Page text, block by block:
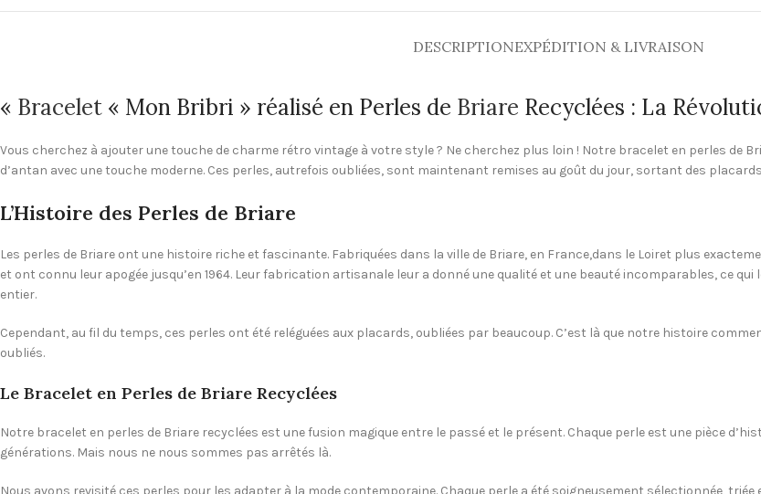
DESCRIPTIONEXPÉDITION & LIVRAISON
« Bracelet « Mon Bribri » réalisé en Perles de Briare Recyclées : La
Vous cherchez à ajouter une touche de charme rétro vintage à votre style ? Ne cherchez plus loin ! Notre bracelet en perles de
d’antan avec une touche moderne. Ces perles, autrefois oubliées, sont maintenant remises au goût du jour, sortant des
L’Histoire des Perles de Briare
Les perles de Briare ont une histoire riche et fascinante. Fabriquées dans la ville de Briare, en France,dans le Loiret plus
et ont connu leur apogée jusqu’en 1964. Leur fabrication artisanale leur a donné une qualité et une beauté incomparables, ce
entier.
Cependant, au fil du temps, ces perles ont été reléguées aux placards, oubliées par beaucoup. C’est là que notre histoire
oubliés.
Le Bracelet en Perles de Briare Recyclées
Notre bracelet en perles de Briare recyclées est une fusion magique entre le passé et le présent. Chaque perle est une pièce
générations. Mais nous ne nous sommes pas arrêtés là.
Nous avons revisité ces perles pour les adapter à la mode contemporaine. Chaque perle a été soigneusement sélectionnée,